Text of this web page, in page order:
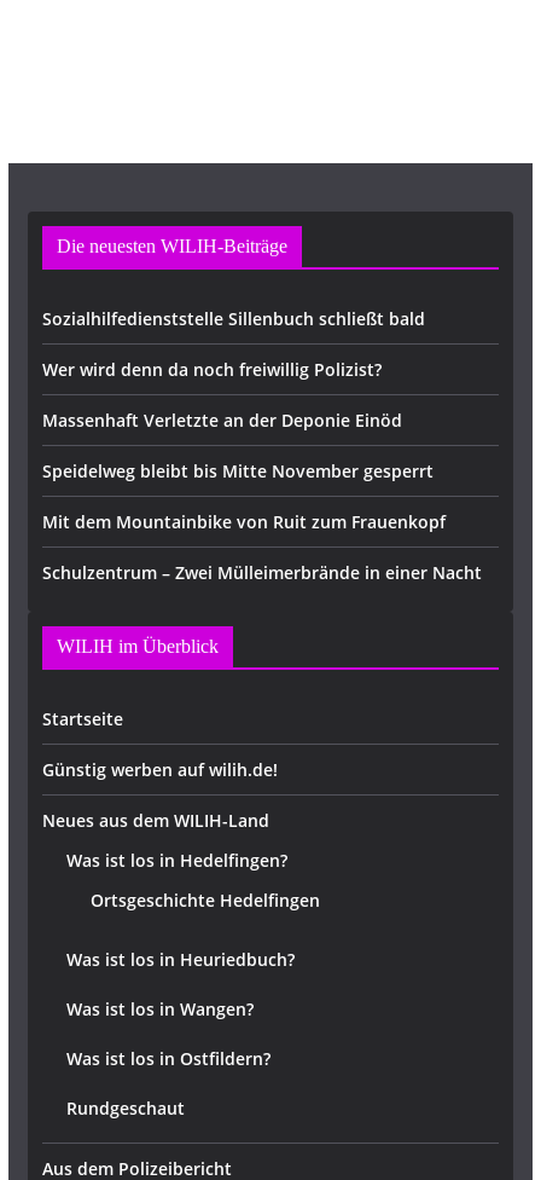
Die neuesten WILIH-Beiträge
Sozialhilfedienststelle Sillenbuch schließt bald
Wer wird denn da noch freiwillig Polizist?
Massenhaft Verletzte an der Deponie Einöd
Speidelweg bleibt bis Mitte November gesperrt
Mit dem Mountainbike von Ruit zum Frauenkopf
Schulzentrum – Zwei Mülleimerbrände in einer Nacht
WILIH im Überblick
Startseite
Günstig werben auf wilih.de!
Neues aus dem WILIH-Land
Was ist los in Hedelfingen?
Ortsgeschichte Hedelfingen
Was ist los in Heuriedbuch?
Was ist los in Wangen?
Was ist los in Ostfildern?
Rundgeschaut
Aus dem Polizeibericht